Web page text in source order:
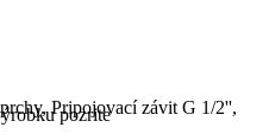
Pripojovací závit G 1/2'',
pozrite